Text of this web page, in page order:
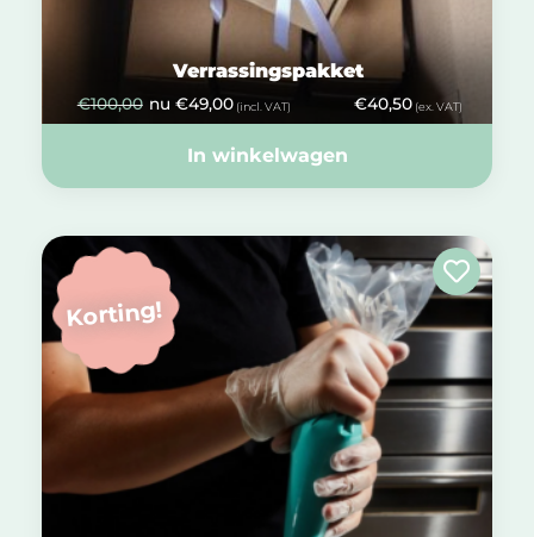
Verrassingspakket
€100,00 nu €49,00(incl. VAT) €40,50 (ex. VAT)
In winkelwagen
Korting!